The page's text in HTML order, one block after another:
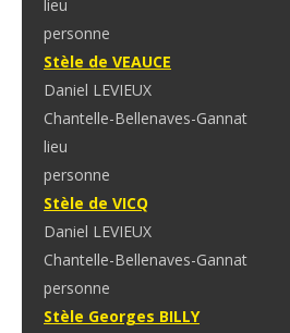
lieu
personne
Stèle de VEAUCE
Daniel LEVIEUX
Chantelle-Bellenaves-Gannat
lieu
personne
Stèle de VICQ
Daniel LEVIEUX
Chantelle-Bellenaves-Gannat
personne
Stèle Georges BILLY